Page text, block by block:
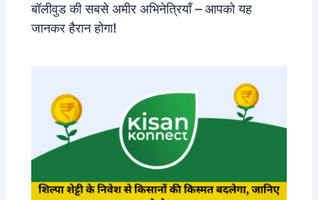
बॉलीवुड की सबसे अमीर अभिनेत्रियाँ – आपको यह
जानकर हैरान होगा!